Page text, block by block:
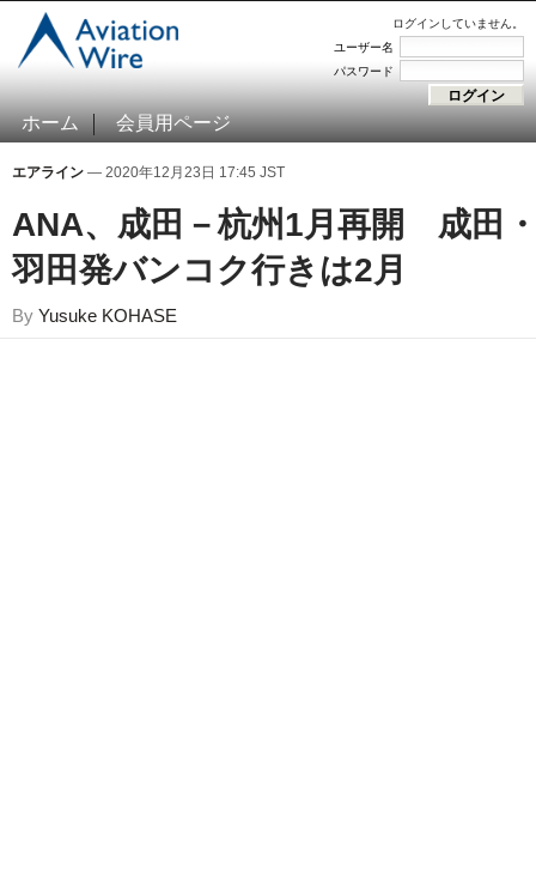
ログインしていません。
ユーザー名
パスワード
ホーム 会員用ページ
エアライン — 2020年12月23日 17:45 JST
ANA、成田－杭州1月再開 成田
羽田発バンコク行きは2月
By Yusuke KOHASE